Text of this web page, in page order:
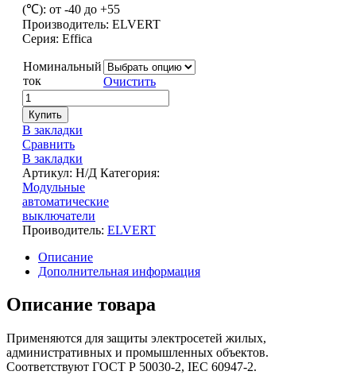
(℃): от -40 до +55
Производитель: ELVERT
Серия: Effica
Номинальный
ток
Очистить
Купить
В закладки
Сравнить
В закладки
Артикул: Н/Д Категория:
Модульные
автоматические
выключатели
Проиводитель: ELVERT
Описание
Дополнительная информация
Описание товара
Применяются для защиты электросетей жилых,
административных и промышленных объектов.
Соответствуют ГОСТ Р 50030-2, IEC 60947-2.